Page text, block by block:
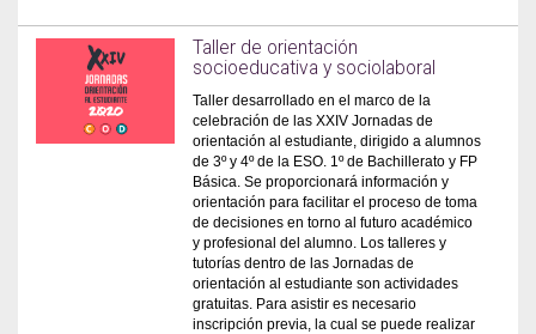
Taller de orientación
socioeducativa y sociolaboral
Taller desarrollado en el marco de la
celebración de las XXIV Jornadas de
orientación al estudiante, dirigido a alumnos
de 3º y 4º de la ESO. 1º de Bachillerato y FP
Básica. Se proporcionará información y
orientación para facilitar el proceso de toma
de decisiones en torno al futuro académico
y profesional del alumno. Los talleres y
tutorías dentro de las Jornadas de
orientación al estudiante son actividades
gratuitas. Para asistir es necesario
inscripción previa, la cual se puede realizar